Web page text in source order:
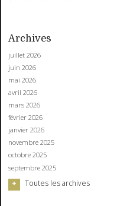
Archives
juillet 2026
juin 2026
mai 2026
avril 2026
mars 2026
février 2026
janvier 2026
novembre 2025
octobre 2025
septembre 2025
Toutes les archives